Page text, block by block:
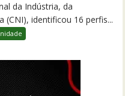
da Indústria, da
(CNI), identificou 16 perfis...